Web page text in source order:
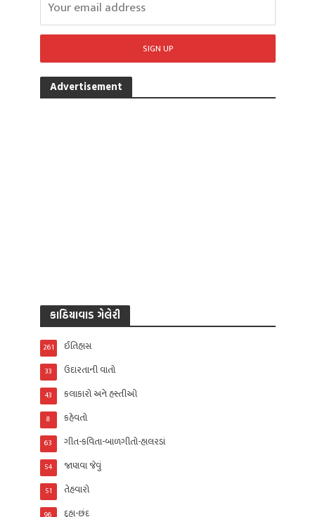
Advertisement
કાઠિયાવાડ ગેલેરી
ઈતિહાસ
261
ઉદારતાની વાતો
33
કલાકારો અને હસ્તીઓ
43
કહેવતો
8
ગીત-કવિતા-બાળગીતો-હાલરડાં
63
જાણવા જેવું
54
તેહવારો
51
દુહા-છંદ